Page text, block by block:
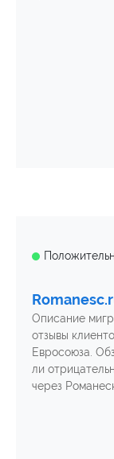
Описание
отзывы
Евросоюза.
ли
через